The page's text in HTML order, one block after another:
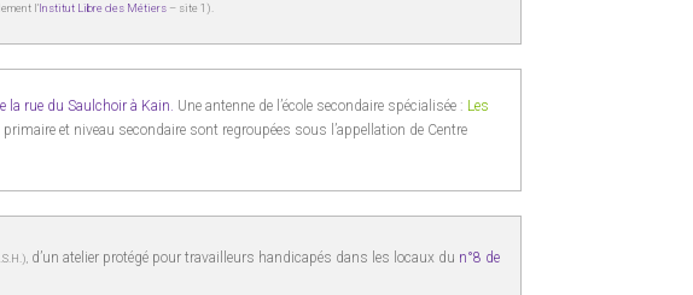
l’Institut Libre des Métiers – site 1).
la rue du Saulchoir à Kain. Une antenne de l’école secondaire spécialisée : Les
et niveau secondaire sont regroupées sous l’appellation de Centre
d’un atelier protégé pour travailleurs handicapés dans les locaux du n°8 de